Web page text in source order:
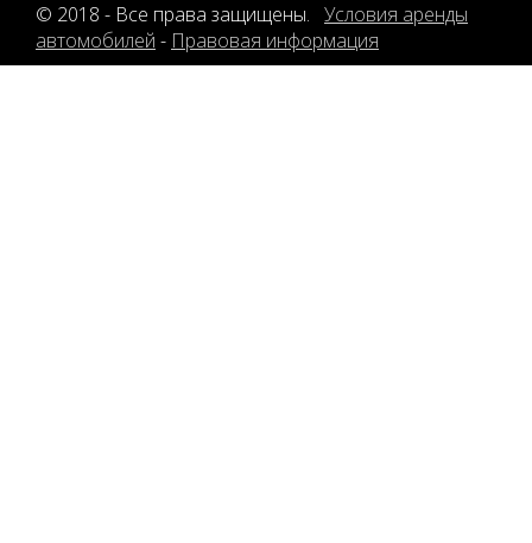
© 2018 - Все права защищены. Условия аренды
автомобилей - Правовая информация